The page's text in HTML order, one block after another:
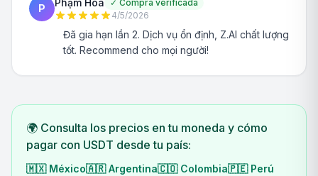
P Phạm Hoa ✓ Compra verificada
4/5/2026
Đã gia hạn lần 2. Dịch vụ ổn định, Z.AI chất lượng
tốt. Recommend cho mọi người!
🌍 Consulta los precios en tu moneda y cómo
pagar con USDT desde tu país:
🇲🇽 México🇦🇷 Argentina🇨🇴 Colombia🇵🇪 Perú